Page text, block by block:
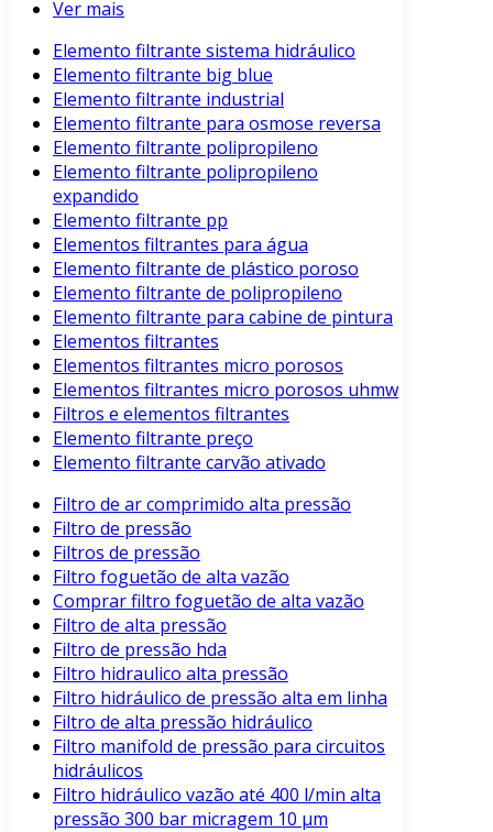
Ver mais
Elemento filtrante sistema hidráulico
Elemento filtrante big blue
Elemento filtrante industrial
Elemento filtrante para osmose reversa
Elemento filtrante polipropileno
Elemento filtrante polipropileno
expandido
Elemento filtrante pp
Elementos filtrantes para água
Elemento filtrante de plástico poroso
Elemento filtrante de polipropileno
Elemento filtrante para cabine de pintura
Elementos filtrantes
Elementos filtrantes micro porosos
Elementos filtrantes micro porosos uhmw
Filtros e elementos filtrantes
Elemento filtrante preço
Elemento filtrante carvão ativado
Filtro de ar comprimido alta pressão
Filtro de pressão
Filtros de pressão
Filtro foguetão de alta vazão
Comprar filtro foguetão de alta vazão
Filtro de alta pressão
Filtro de pressão hda
Filtro hidraulico alta pressão
Filtro hidráulico de pressão alta em linha
Filtro de alta pressão hidráulico
Filtro manifold de pressão para circuitos
hidráulicos
Filtro hidráulico vazão até 400 l/min alta
pressão 300 bar micragem 10 μm